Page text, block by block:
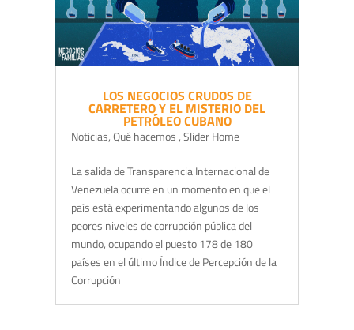
LOS NEGOCIOS CRUDOS DE
CARRETERO Y EL MISTERIO DEL
PETRÓLEO CUBANO
Noticias,Qué hacemos ,Slider Home
La salida de Transparencia Internacional de
Venezuela ocurre en un momento en que el
país está experimentando algunos de los
peores niveles de corrupción pública del
mundo, ocupando el puesto 178 de 180
países en el último Índice de Percepción de la
Corrupción